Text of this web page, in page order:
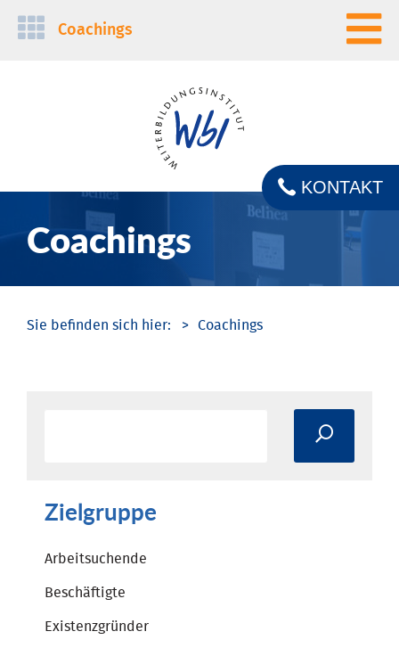
Navigation
Coachings
Coachings
KONTAKT
Coachings
Zielgruppe
Arbeitsuchende
Beschäftigte
Existenzgründer